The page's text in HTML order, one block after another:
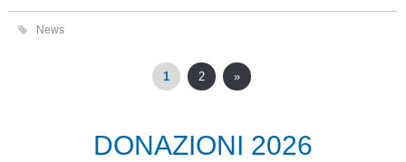
News
1 2 »
DONAZIONI 2026